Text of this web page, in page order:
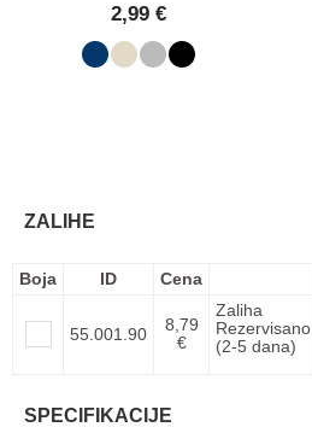
2,99 €
ZALIHE
Boja ID Cena
55.001.90
8,79
€
Zaliha
Rezervisano
(2-5 dana)
SPECIFIKACIJE